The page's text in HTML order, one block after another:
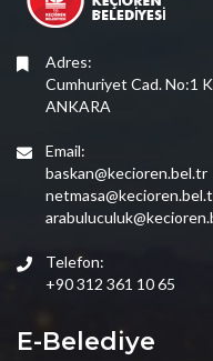
Adres:
Cumhuriyet Cad. No:1
ANKARA
Email:
baskan@kecioren.bel.tr
Telefon:
+90 312 361 10 65
E-Belediye